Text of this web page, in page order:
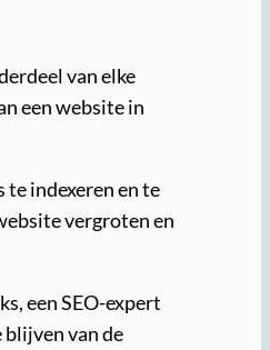
van elke
een website in
te indexeren en te
vergroten en
een SEO-expert
van de